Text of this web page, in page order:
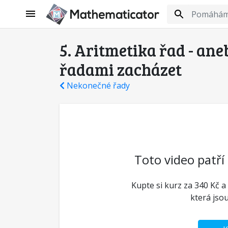
5. Aritmetika řad -
řadami zacházet
Nekonečné řady
Toto video patří
Kupte si kurz za 340 Kč
která